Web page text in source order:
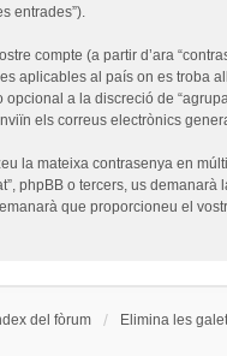
entrades”).
compte (a partir d’ara
aplicables al país on es troba
a la discreció de
els correus electrònics
la mateixa contrasenya en
phpBB o tercers, us
que proporcioneu el
del fòrum Elimina les